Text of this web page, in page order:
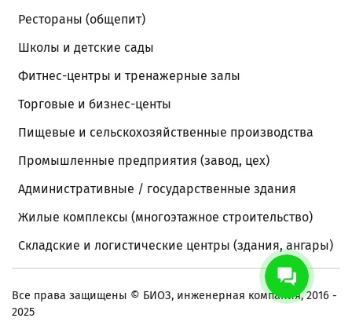
Рестораны (общепит)
Школы и детские сады
Фитнес-центры и тренажерные залы
Торговые и бизнес-центы
Пищевые и сельскохозяйственные производства
Промышленные предприятия (завод, цех)
Административные / государственные здания
Жилые комплексы (многоэтажное строительство)
Складские и логистические центры (здания, ангары)
Все права защищены © БИОЗ, инженерная компания, 2016 -
2025